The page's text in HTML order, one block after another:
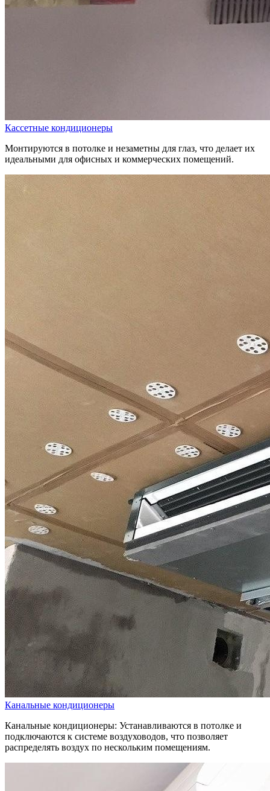
Кассетные кондиционеры
Монтируются в потолке и незаметны для глаз, что делает их
идеальными для офисных и коммерческих помещений.
Канальные кондиционеры
Канальные кондиционеры: Устанавливаются в потолке и
подключаются к системе воздуховодов, что позволяет
распределять воздух по нескольким помещениям.